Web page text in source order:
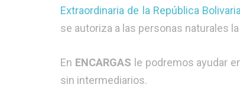
Extraordinaria de la República
se autoriza a las personas naturales
En ENCARGAS le podremos ayudar
sin intermediarios.